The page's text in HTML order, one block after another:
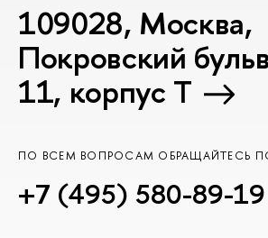
109028, Москва,
Покровский
11, корпус T
ПО ВСЕМ ВОПРОСАМ ОБРАЩАЙТЕСЬ
+7 (495) 580-89-19